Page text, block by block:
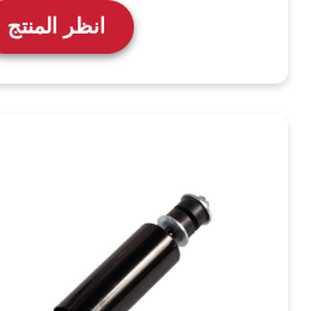
انظر المنتج